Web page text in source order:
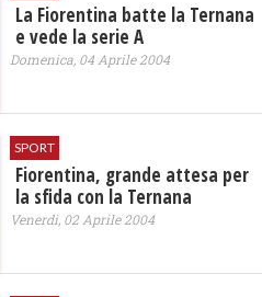
La Fiorentina batte la Ternana
e vede la serie A
Domenica, 04 Aprile 2004
SPORT
Fiorentina, grande attesa per
la sfida con la Ternana
Venerdì, 02 Aprile 2004